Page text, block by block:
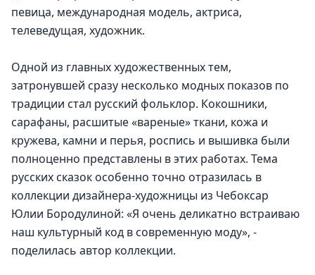
певица, международная модель, актриса,
телеведущая, художник.
Одной из главных художественных тем,
затронувшей сразу несколько модных показов по
традиции стал русский фольклор. Кокошники,
сарафаны, расшитые «вареные» ткани, кожа и
кружева, камни и перья, роспись и вышивка были
полноценно представлены в этих работах. Тема
русских сказок особенно точно отразилась в
коллекции дизайнера-художницы из Чебоксар
Юлии Бородулиной: «Я очень деликатно встраиваю
наш культурный код в современную моду», -
поделилась автор коллекции.